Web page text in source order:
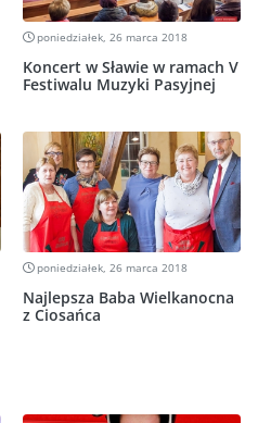
poniedziałek, 26 marca 2018
Koncert w Sławie w ramach V
Festiwalu Muzyki Pasyjnej
poniedziałek, 26 marca 2018
Najlepsza Baba Wielkanocna
z Ciosańca